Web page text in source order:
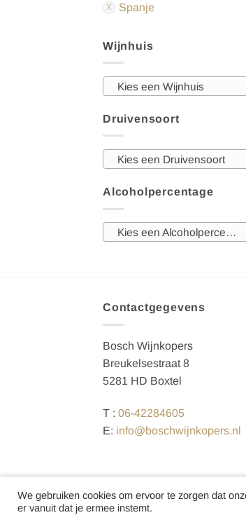
Spanje
Wijnhuis
Kies een Wijnhuis
Druivensoort
Kies een Druivensoort
Alcoholpercentage
Kies een Alcoholpercentage
Contactgegevens
Bosch Wijnkopers
Breukelsestraat 8
5281 HD Boxtel
T : 06-42284605
E: info@boschwijnkopers.nl
We gebruiken cookies om ervoor te zorgen dat
er vanuit dat je ermee instemt.